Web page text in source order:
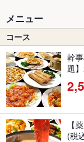
メニュー
コース
幹
題
【
(税